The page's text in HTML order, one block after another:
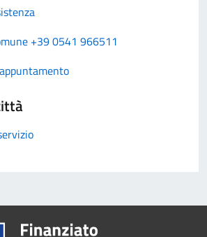
+39 0541 966511